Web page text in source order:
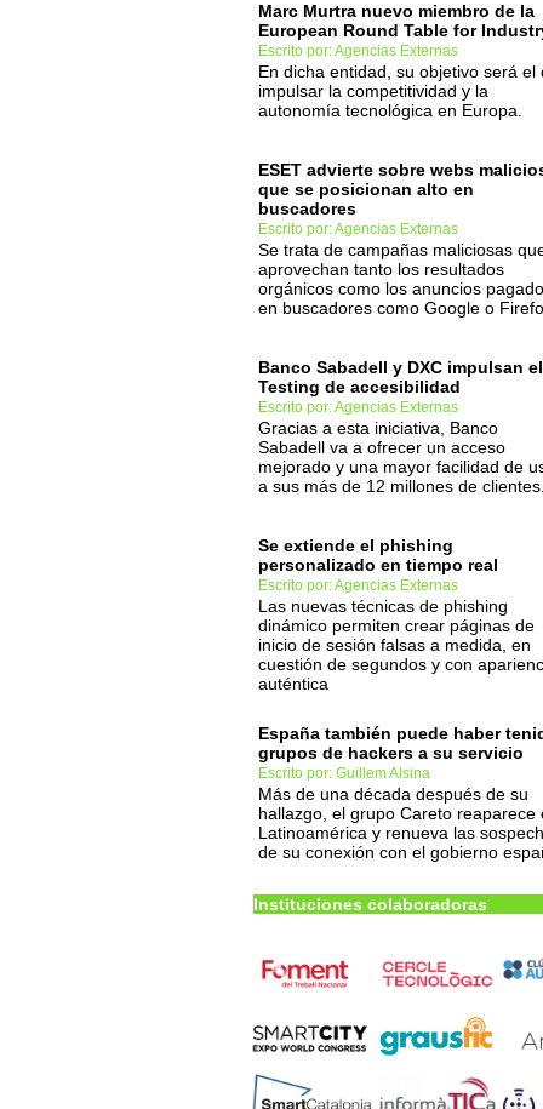
Marc Murtra nuevo miembro de la
European Round Table for
Escrito por: Agencias Externas
En dicha entidad, su objetivo será el
impulsar la competitividad y la
autonomía tecnológica en Europa.
ESET advierte sobre webs
que se posicionan alto en
buscadores
Escrito por: Agencias Externas
Se trata de campañas maliciosas
aprovechan tanto los resultados
orgánicos como los anuncios
en buscadores como Google o
Banco Sabadell y DXC impulsan el
Testing de accesibilidad
Escrito por: Agencias Externas
Gracias a esta iniciativa, Banco
Sabadell va a ofrecer un acceso
mejorado y una mayor facilidad de
a sus más de 12 millones de
Se extiende el phishing
personalizado en tiempo real
Escrito por: Agencias Externas
Las nuevas técnicas de phishing
dinámico permiten crear páginas de
inicio de sesión falsas a medida, en
cuestión de segundos y con
auténtica
España también puede haber
grupos de hackers a su servicio
Escrito por: Guillem Alsina
Más de una década después de su
hallazgo, el grupo Careto reaparece
Latinoamérica y renueva las
de su conexión con el gobierno
Instituciones colaboradoras